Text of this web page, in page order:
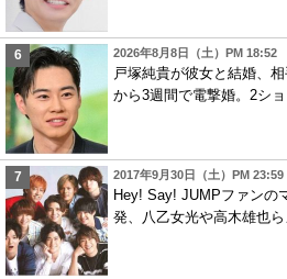
2026年8月8日（土）PM 18:52
戸塚純貴が彼女と結婚、
から3週間で電撃婚。2シ
2017年9月30日（土）PM 23:59
Hey! Say! JUMPファンの
発、八乙女光や高木雄也